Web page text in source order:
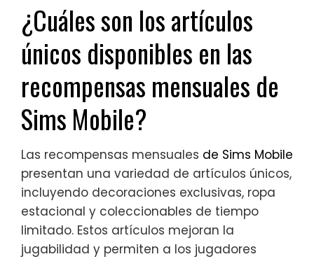
¿Cuáles son los artículos
únicos disponibles en las
recompensas mensuales de
Sims Mobile?
Las recompensas mensuales de Sims Mobile
presentan una variedad de artículos únicos,
incluyendo decoraciones exclusivas, ropa
estacional y coleccionables de tiempo
limitado. Estos artículos mejoran la
jugabilidad y permiten a los jugadores